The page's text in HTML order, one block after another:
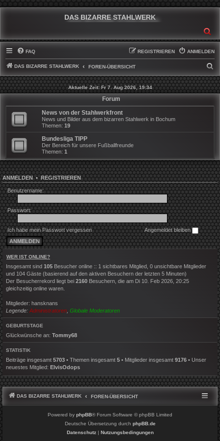
DAS BIZARRE STAHLWERK
FAQ ANMELDEN
REGISTRIEREN
DAS BIZARRE STAHLWERK FOREN-ÜBERSICHT
U
C
Aktuelle Zeit: Fr 7. Aug 2026, 19:34
Forum
News von der Stahlwerkfront
News und Bilder aus dem bizarren Stahlwerk in Bochum
Themen: 19
Bundesliga TIPP
Der Bereich für unsere Fußballfreunde
Themen: 1
ANMELDEN•REGISTRIEREN
Benutzername:
Passwort:
Ich habe mein Passwort vergessen Angemeldet bleiben
WER IST ONLINE?
Insgesamt sind 105 Besucher online :: 1 sichtbares Mitglied, 0 unsichtbare Mitglieder
und 104 Gäste (basierend auf den aktiven Besuchern der letzten 5 Minuten)
Der Besucherrekord liegt bei 2160 Besuchern, die am Di 10. Feb 2026, 20:25
gleichzeitig online waren.
Mitglieder: hansknans
Legende: Administratoren Globale Moderatoren
GEBURTSTAGE
Glückwünsche an: Tommy68
STATISTIK
Beiträge insgesamt 5703 • Themen insgesamt 5 • Mitglieder insgesamt 9176 • Unser
neuestes Mitglied: ElvisOdops
DAS BIZARRE STAHLWERK FOREN-ÜBERSICHT
Powered by phpBB® Forum Software © phpBB Limited
Deutsche Übersetzung durch phpBB.de
Datenschutz| Nutzungsbedingungen